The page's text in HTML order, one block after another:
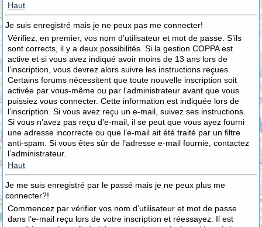
Haut
Je suis enregistré mais je ne peux pas me connecter!
Vérifiez, en premier, vos nom d’utilisateur et mot de passe. S’ils
sont corrects, il y a deux possibilités. Si la gestion COPPA est
active et si vous avez indiqué avoir moins de 13 ans lors de
l’inscription, vous devrez alors suivre les instructions reçues.
Certains forums nécessitent que toute nouvelle inscription soit
activée par vous-même ou par l’administrateur avant que vous
puissiez vous connecter. Cette information est indiquée lors de
l’inscription. Si vous avez reçu un e-mail, suivez ses instructions.
Si vous n’avez pas reçu d’e-mail, il se peut que vous ayez fourni
une adresse incorrecte ou que l’e-mail ait été traité par un filtre
anti-spam. Si vous êtes sûr de l’adresse e-mail fournie, contactez
l’administrateur.
Haut
Je me suis enregistré par le passé mais je ne peux plus me
connecter?!
Commencez par vérifier vos nom d’utilisateur et mot de passe
dans l’e-mail reçu lors de votre inscription et réessayez. Il est